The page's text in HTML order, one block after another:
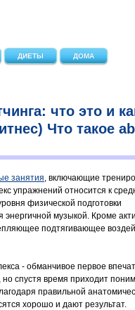
ДИЕТЫ ДОМА
что это и
Что такое
занятия, включающие
упражнений относится к
физической подготовки
музыкой. Кроме
подтягивающее
- обманчивое первое
спустя время приходит
правильной
хорошо и дают результат.